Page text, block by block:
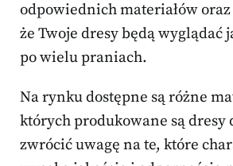
odpowiednich materiałów
że Twoje dresy będą wyglądać
po wielu praniach.
Na rynku dostępne są różne
których produkowane są dresy
zwrócić uwagę na te, które